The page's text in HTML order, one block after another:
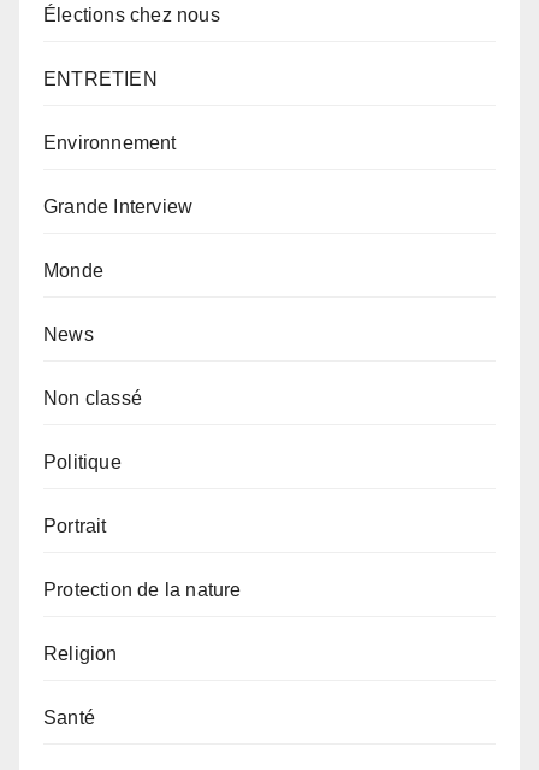
Élections chez nous
ENTRETIEN
Environnement
Grande Interview
Monde
News
Non classé
Politique
Portrait
Protection de la nature
Religion
Santé